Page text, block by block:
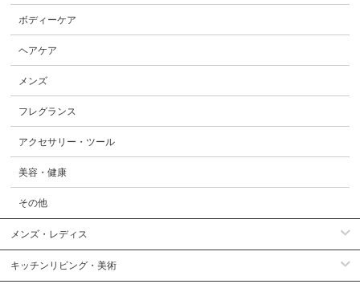
ボディーケア
ヘアケア
メンズ
フレグランス
アクセサリー・ツール
美容・健康
その他
メンズ・レディス
キッチンリビング・美術